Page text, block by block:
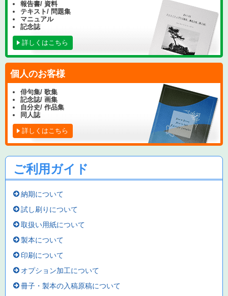
報告書/ 資料
テキスト/ 問題集
マニュアル
記念誌
詳しくはこちら
個人のお客様
俳句集/ 歌集
記念誌/ 画集
自分史/ 作品集
同人誌
詳しくはこちら
ご利用ガイド
納期について
試し刷りについて
取扱い用紙について
製本について
印刷について
オプション加工について
冊子・製本の入稿原稿について